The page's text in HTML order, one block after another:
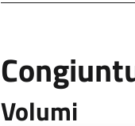
Volumi